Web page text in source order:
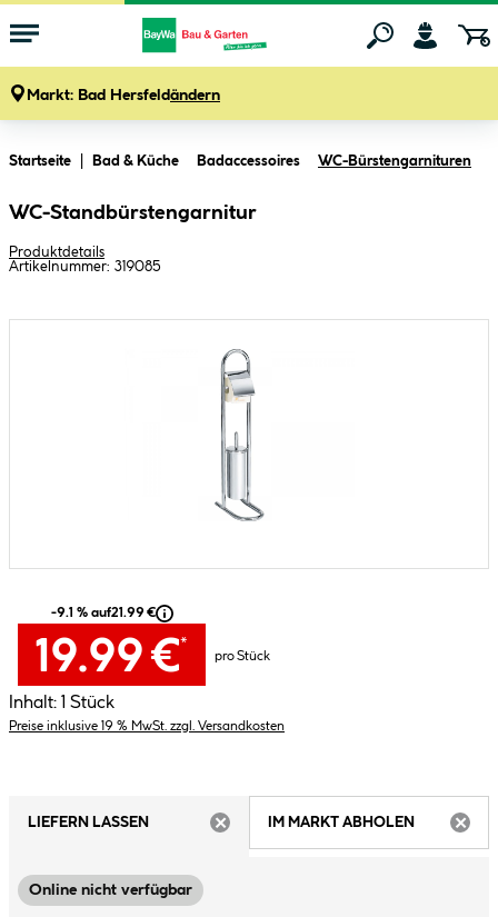
Markt: Bad Hersfeldändern
Startseite Bad & Küche Badaccessoires WC-Bürstengarnituren
WC-Standbürstengarnitur
Produktdetails
Artikelnummer: 319085
-9.1 % auf21.99 €
19.99 €*
pro Stück
Inhalt: 1 Stück
Preise inklusive 19 % MwSt. zzgl. Versandkosten
LIEFERN LASSEN
IM MARKT ABHOLEN
Online nicht verfügbar